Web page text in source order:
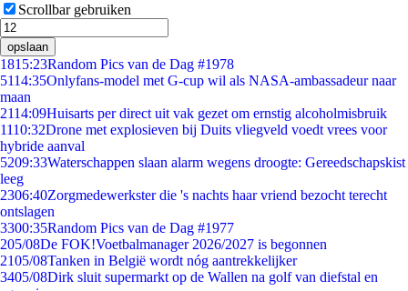
Scrollbar gebruiken
opslaan
1815:23Random Pics van de Dag #1978
5114:35Onlyfans-model met G-cup wil als NASA-ambassadeur naar
maan
2114:09Huisarts per direct uit vak gezet om ernstig alcoholmisbruik
1110:32Drone met explosieven bij Duits vliegveld voedt vrees voor
hybride aanval
5209:33Waterschappen slaan alarm wegens droogte: Gereedschapskist
leeg
2306:40Zorgmedewerkster die 's nachts haar vriend bezocht terecht
ontslagen
3300:35Random Pics van de Dag #1977
205/08De FOK!Voetbalmanager 2026/2027 is begonnen
2105/08Tanken in België wordt nóg aantrekkelijker
3405/08Dirk sluit supermarkt op de Wallen na golf van diefstal en